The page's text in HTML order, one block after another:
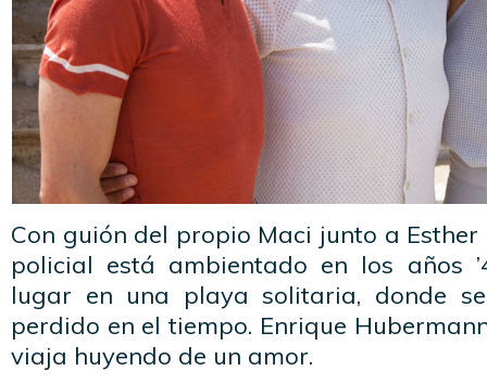
Con guión del propio Maci junto a
policial está ambientado en los años
lugar en una playa solitaria, donde
perdido en el tiempo. Enrique
viaja huyendo de un amor.